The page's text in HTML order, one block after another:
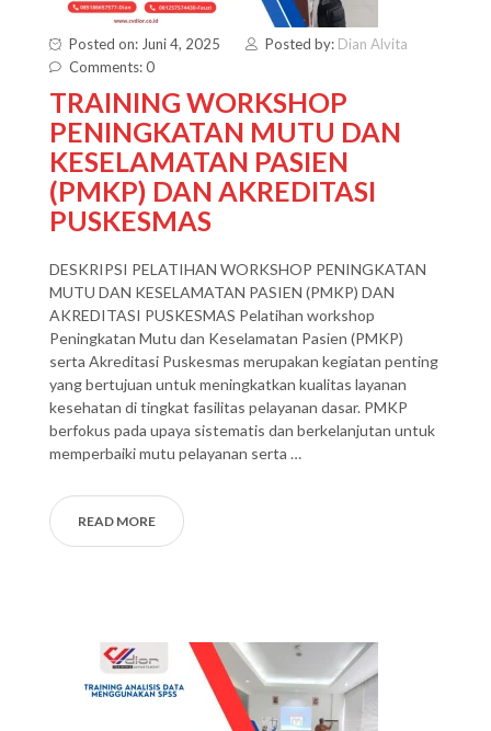
Posted on: Juni 4, 2025 Posted by: Dian Alvita
Comments: 0
TRAINING WORKSHOP
PENINGKATAN MUTU DAN
KESELAMATAN PASIEN
(PMKP) DAN AKREDITASI
PUSKESMAS
DESKRIPSI PELATIHAN WORKSHOP PENINGKATAN
MUTU DAN KESELAMATAN PASIEN (PMKP) DAN
AKREDITASI PUSKESMAS Pelatihan workshop
Peningkatan Mutu dan Keselamatan Pasien (PMKP)
serta Akreditasi Puskesmas merupakan kegiatan penting
yang bertujuan untuk meningkatkan kualitas layanan
kesehatan di tingkat fasilitas pelayanan dasar. PMKP
berfokus pada upaya sistematis dan berkelanjutan untuk
memperbaiki mutu pelayanan serta …
READ MORE